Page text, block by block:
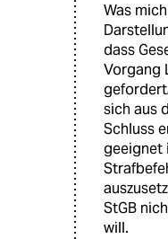
Was
dass
Vorgang
sich aus
Schluss
geeignet
StGB
will.